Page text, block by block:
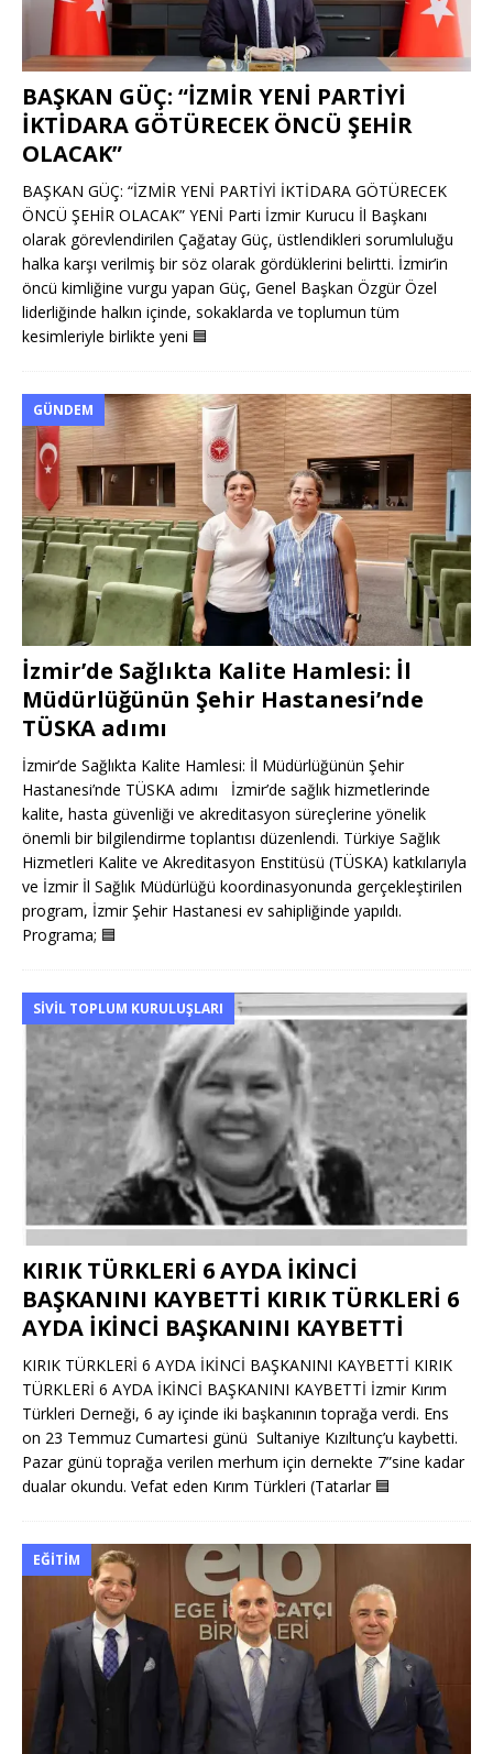
BAŞKAN GÜÇ: “İZMİR YENİ PARTİYİ
İKTİDARA GÖTÜRECEK ÖNCÜ ŞEHİR
OLACAK”
BAŞKAN GÜÇ: “İZMİR YENİ PARTİYİ İKTİDARA GÖTÜRECEK
ÖNCÜ ŞEHİR OLACAK” YENİ Parti İzmir Kurucu İl Başkanı
olarak görevlendirilen Çağatay Güç, üstlendikleri sorumluluğu
halka karşı verilmiş bir söz olarak gördüklerini belirtti. İzmir’in
öncü kimliğine vurgu yapan Güç, Genel Başkan Özgür Özel
liderliğinde halkın içinde, sokaklarda ve toplumun tüm
kesimleriyle birlikte yeni 🟦
GÜNDEM
İzmir’de Sağlıkta Kalite Hamlesi: İl
Müdürlüğünün Şehir Hastanesi’nde
TÜSKA adımı
İzmir’de Sağlıkta Kalite Hamlesi: İl Müdürlüğünün Şehir
Hastanesi’nde TÜSKA adımı İzmir’de sağlık hizmetlerinde
kalite, hasta güvenliği ve akreditasyon süreçlerine yönelik
önemli bir bilgilendirme toplantısı düzenlendi. Türkiye Sağlık
Hizmetleri Kalite ve Akreditasyon Enstitüsü (TÜSKA) katkılarıyla
ve İzmir İl Sağlık Müdürlüğü koordinasyonunda gerçekleştirilen
program, İzmir Şehir Hastanesi ev sahipliğinde yapıldı.
Programa; 🟦
SIVIL TOPLUM KURULUŞLARI
KIRIK TÜRKLERİ 6 AYDA İKİNCİ
BAŞKANINI KAYBETTİ KIRIK TÜRKLERİ 6
AYDA İKİNCİ BAŞKANINI KAYBETTİ
KIRIK TÜRKLERİ 6 AYDA İKİNCİ BAŞKANINI KAYBETTİ KIRIK
TÜRKLERİ 6 AYDA İKİNCİ BAŞKANINI KAYBETTİ İzmir Kırım
Türkleri Derneği, 6 ay içinde iki başkanının toprağa verdi. Ens
on 23 Temmuz Cumartesi günü Sultaniye Kızıltunç’u kaybetti.
Pazar günü toprağa verilen merhum için dernekte 7”sine kadar
dualar okundu. Vefat eden Kırım Türkleri (Tatarlar 🟦
EĞITIM